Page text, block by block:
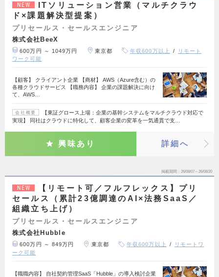
NEW
ITソリューション営業（マルチクラウ
ド×課題解決型提案）
プリセールス・セールスエンジニア
株式会社BeeX
600万円 ～ 1049万円 東京都 年収600万以上
リモート
ワーク可能
【顧客】 クライアント企業 【商材】 AWS（Azure含む）の
各種クラウドサービス 【職務内容】 企業の課題解決に向け
て、AWS…
会社概要
【東証グロース上場：企業の基幹システムをマルチクラウド対応で
実現】 同社はクラウドに特化して、顧客企業の変革を一気通貫で支…
興味あり 詳細へ
掲載期間 26/08/07～26/08/20
NEW
【リモート可／フルフレックス】プリ
セールス（累計23億調達のAI×法務SaaS／
組織立ち上げ）
プリセールス・セールスエンジニア
株式会社Hubble
600万円 ～ 849万円 東京都 年収600万以上
リモートワ
ーク可能
【職職内容】 自社契約管理SaaS「Hubble」の導入検討企業